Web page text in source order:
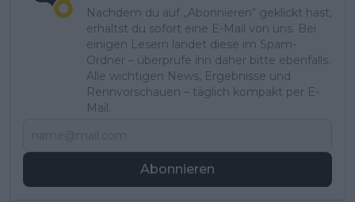
Nachdem du auf „Abonnieren“ geklickt hast,
erhältst du sofort eine E-Mail von uns. Bei
einigen Lesern landet diese im Spam-
Ordner – überprüfe ihn daher bitte ebenfalls.
Alle wichtigen News, Ergebnisse und
Rennvorschauen – täglich kompakt per E-
Mail.
Abonnieren